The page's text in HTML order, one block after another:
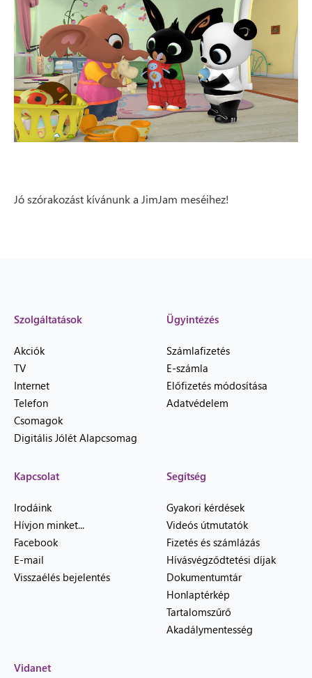
Jó szórakozást kívánunk a JimJam meséihez!
Szolgáltatások
Akciók
TV
Internet
Telefon
Csomagok
Digitális Jólét Alapcsomag
Ügyintézés
Számlafizetés
E-számla
Előfizetés módosítása
Adatvédelem
Kapcsolat
Irodáink
Hívjon minket...
Facebook
E-mail
Visszaélés bejelentés
Segítség
Gyakori kérdések
Videós útmutatók
Fizetés és számlázás
Hívásvégződtetési díjak
Dokumentumtár
Honlaptérkép
Tartalomszűrő
Akadálymentesség
Vidanet